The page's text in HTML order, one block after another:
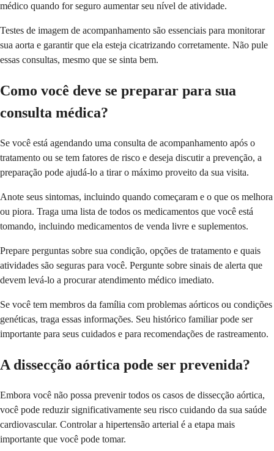
médico quando for seguro aumentar seu nível de atividade.
Testes de imagem de acompanhamento são essenciais para monitorar
sua aorta e garantir que ela esteja cicatrizando corretamente. Não pule
essas consultas, mesmo que se sinta bem.
Como você deve se preparar para sua
consulta médica?
Se você está agendando uma consulta de acompanhamento após o
tratamento ou se tem fatores de risco e deseja discutir a prevenção, a
preparação pode ajudá-lo a tirar o máximo proveito da sua visita.
Anote seus sintomas, incluindo quando começaram e o que os melhora
ou piora. Traga uma lista de todos os medicamentos que você está
tomando, incluindo medicamentos de venda livre e suplementos.
Prepare perguntas sobre sua condição, opções de tratamento e quais
atividades são seguras para você. Pergunte sobre sinais de alerta que
devem levá-lo a procurar atendimento médico imediato.
Se você tem membros da família com problemas aórticos ou condições
genéticas, traga essas informações. Seu histórico familiar pode ser
importante para seus cuidados e para recomendações de rastreamento.
A dissecção aórtica pode ser prevenida?
Embora você não possa prevenir todos os casos de dissecção aórtica,
você pode reduzir significativamente seu risco cuidando da sua saúde
cardiovascular. Controlar a hipertensão arterial é a etapa mais
importante que você pode tomar.